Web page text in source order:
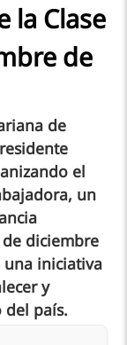
la Clase
de
de
el
un
diciembre
una iniciativa
y
del país.